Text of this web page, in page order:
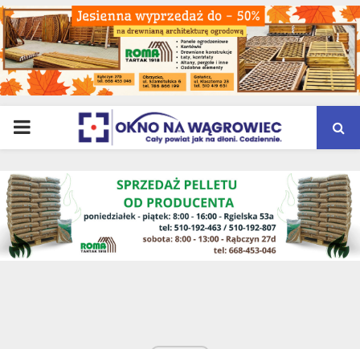
PRIMARY
MENU